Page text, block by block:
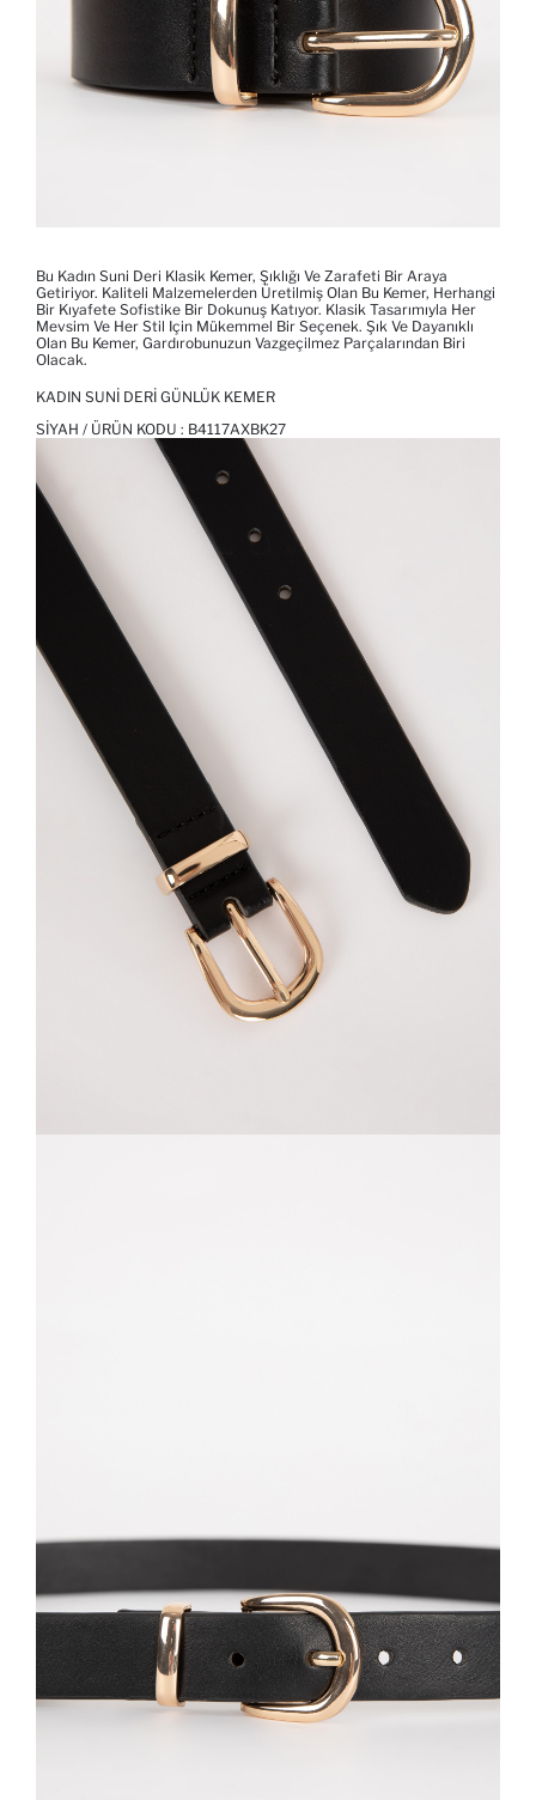
Bu Kadın Suni Deri Klasik Kemer, Şıklığı Ve Zarafeti Bir Araya
Getiriyor. Kaliteli Malzemelerden Üretilmiş Olan Bu Kemer, Herhangi
Bir Kıyafete Sofistike Bir Dokunuş Katıyor. Klasik Tasarımıyla Her
Mevsim Ve Her Stil Için Mükemmel Bir Seçenek. Şık Ve Dayanıklı
Olan Bu Kemer, Gardırobunuzun Vazgeçilmez Parçalarından Biri
Olacak.
KADIN SUNI DERI GÜNLÜK KEMER
SIYAH / ÜRÜN KODU : B4117AXBK27